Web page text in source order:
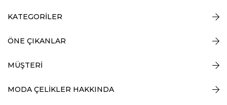
KATEGORİLER
ÖNE ÇIKANLAR
MÜŞTERİ
MODA ÇELİKLER HAKKINDA